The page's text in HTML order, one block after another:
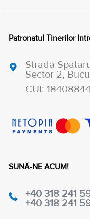
Patronatul Tinerilor
Strada
Sector 2,
CUI:
SUNĂ-NE ACUM!
+40 318 241
+40 318 241